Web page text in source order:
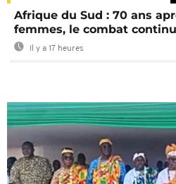
Afrique du Sud : 70 ans
femmes, le combat
Il y a 17 heures